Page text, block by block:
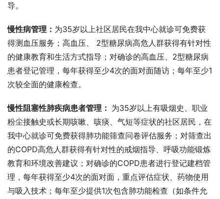
导。
慢性病管理： 为35岁以上社区居民在我中心就诊可免费获
得测血压服务；高血压、 2型糖尿病高危人群获得有针对性
的健康教育和生活方式指导；对确诊的高血压、2型糖尿病
患者登记管理，每年获得至少4次的面对面随访；每年至少1
次较全面的健康检查。
慢性阻塞性肺疾病患者管理： 为35岁以上有吸烟史、职业
粉尘接触史或长期咳嗽、咳痰、气短等症状的社区居民，在
我中心就诊可免费获得肺功能筛查问卷评估服务；对筛查出
的COPD高危人群获得有针对性的戒烟指导、呼吸功能锻炼
教育和环境改善建议；对确诊的COPD患者进行登记建档管
理，每年获得至少4次的面对面，重点评估症状、药物使用
与吸入技术；每年至少提供1次包含肺功能检查（如条件允